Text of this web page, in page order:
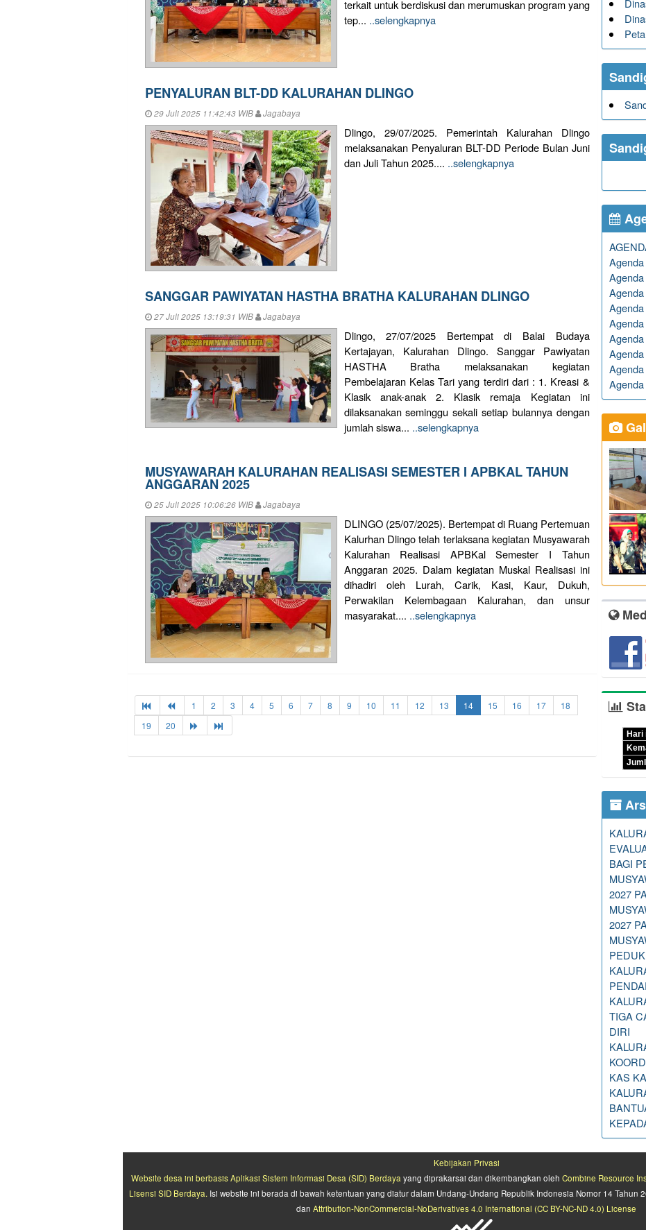
terkait untuk berdiskusi dan merumuskan program yang
tep... ..selengkapnya
PENYALURAN BLT-DD KALURAHAN DLINGO
29 Juli 2025 11:42:43 WIB Jagabaya
Dlingo, 29/07/2025. Pemerintah Kalurahan Dlingo
melaksanakan Penyaluran BLT-DD Periode Bulan Juni
dan Juli Tahun 2025.... ..selengkapnya
SANGGAR PAWIYATAN HASTHA BRATHA KALURAHAN DLINGO
27 Juli 2025 13:19:31 WIB Jagabaya
Dlingo, 27/07/2025 Bertempat di Balai Budaya
Kertajayan, Kalurahan Dlingo. Sanggar Pawiyatan
HASTHA Bratha melaksanakan kegiatan
Pembelajaran Kelas Tari yang terdiri dari : 1. Kreasi &
Klasik anak-anak 2. Klasik remaja Kegiatan ini
dilaksanakan seminggu sekali setiap bulannya dengan
jumlah siswa... ..selengkapnya
MUSYAWARAH KALURAHAN REALISASI SEMESTER I APBKAL TAHUN
ANGGARAN 2025
25 Juli 2025 10:06:26 WIB Jagabaya
DLINGO (25/07/2025). Bertempat di Ruang Pertemuan
Kalurhan Dlingo telah terlaksana kegiatan Musyawarah
Kalurahan Realisasi APBKal Semester I Tahun
Anggaran 2025. Dalam kegiatan Muskal Realisasi ini
dihadiri oleh Lurah, Carik, Kasi, Kaur, Dukuh,
Perwakilan Kelembagaan Kalurahan, dan unsur
masyarakat.... ..selengkapnya
1 2 3 4 5 6 7 8 9 10 11 12 13 14 15 16 17
18
19
20
Hari
BAGI
2027
2027
TIGA
DIRI
KAS
Kebijakan Privasi
Website desa ini berbasisAplikasi Sistem Informasi Desa (SID) Berdayayang diprakarsai dan dikembangkan oleh Combine Resource
Lisensi SID Berdaya. Isi website ini berada di bawah ketentuan yang diatur dalam Undang-Undang Republik Indonesia Nomor 14 Tahun
dan Attribution-NonCommercial-NoDerivatives 4.0 International (CC BY-NC-ND 4.0) License